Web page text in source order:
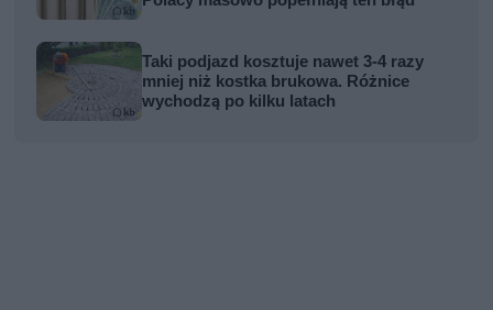
Taki podjazd kosztuje nawet 3-4 razy
mniej niż kostka brukowa. Różnice
wychodzą po kilku latach